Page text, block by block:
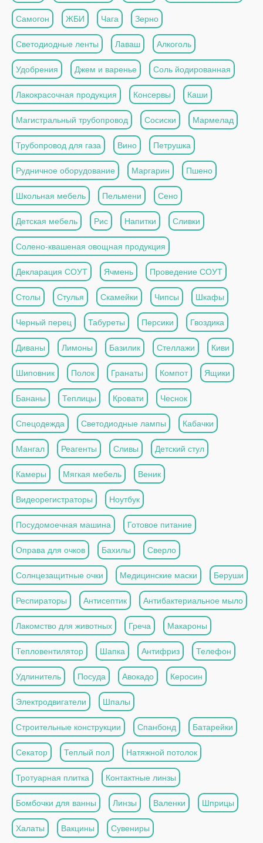
Самогон ЖБИ Чага Зерно
Светодиодные ленты Лаваш Алкоголь
Удобрения Джем и варенье Соль йодированная
Лакокрасочная продукция Консервы Каши
Магистральный трубопровод Сосиски Мармелад
Трубопровод для газа Вино Петрушка
Рудничное оборудование Маргарин Пшено
Школьная мебель Пельмени Сено
Детская мебель Рис Напитки Сливки
Солено-квашеная овощная продукция
Декларация СОУТ Ячмень Проведение СОУТ
Столы Стулья Скамейки Чипсы Шкафы
Черный перец Табуреты Персики Гвоздика
Диваны Лимоны Базилик Стеллажи Киви
Шиповник Полок Гранаты Компот Ящики
Бананы Теплицы Кровати Чеснок
Спецодежда Светодиодные лампы Кабачки
Мангал Реагенты Сливы Детский стул
Камеры Мягкая мебель Веник
Видеорегистраторы Ноутбук
Посудомоечная машина Готовое питание
Оправа для очков Бахилы Сверло
Солнцезащитные очки Медицинские маски Беруши
Респираторы Антисептик Антибактериальное мыло
Лакомство для животных Греча Макароны
Тепловентилятор Шапка Антифриз Телефон
Удлинитель Посуда Авокадо Керосин
Электродвигатели Шпалы
Строительные конструкции Спанбонд Батарейки
Секатор Теплый пол Натяжной потолок
Тротуарная плитка Контактные линзы
Бомбочки для ванны Линзы Валенки Шприцы
Халаты Вакцины Сувениры